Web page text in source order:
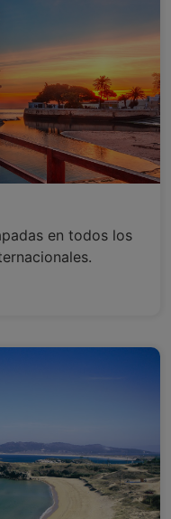
en todos los